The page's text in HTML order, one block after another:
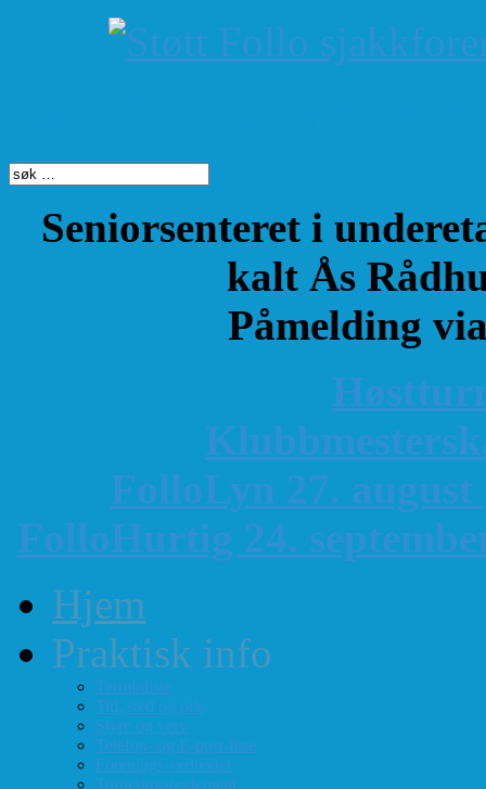
Seniorsenteret i
kalt Ås
Påmelding
K
FolloLyn 27. august
FolloHurtig 24.
Hjem
Praktisk info
Terminliste
Tid, sted og pris
Styre og verv
Telefon- og E-post-liste
Forenings-vedtekter
Turneringsreglement